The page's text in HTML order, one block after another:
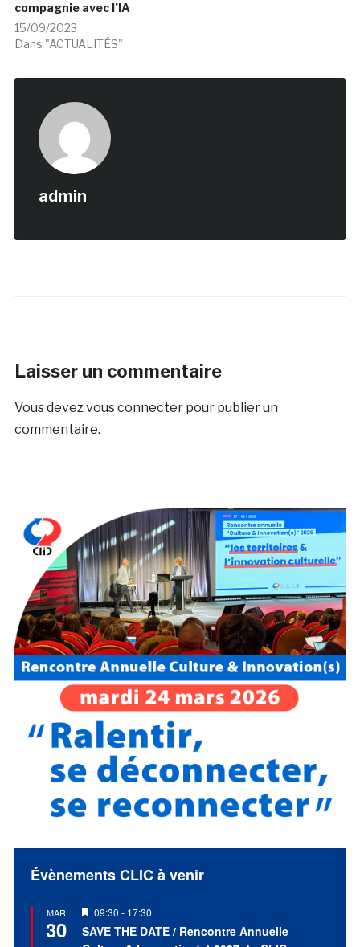
compagnie avec l’IA
15/09/2023
Dans "ACTUALITÉS"
admin
Laisser un commentaire
Vous devezvous connecterpour publier un
commentaire.
Évènements CLIC à venir
MAR
30
Mis
en
avant
09:30 - 17:30
SAVE THE DATE / Rencontre Annuelle